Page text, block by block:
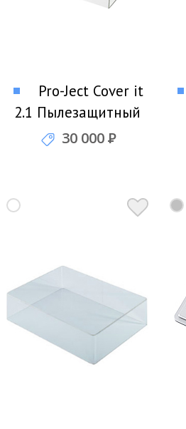
Pro-Ject Cover it
2.1 Пылезащитный
короб
30 000Р